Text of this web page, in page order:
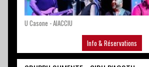
GRUPPU SUMENTE - GIRU D'AOSTU
LUNDI 10 AOÛT À 21:30